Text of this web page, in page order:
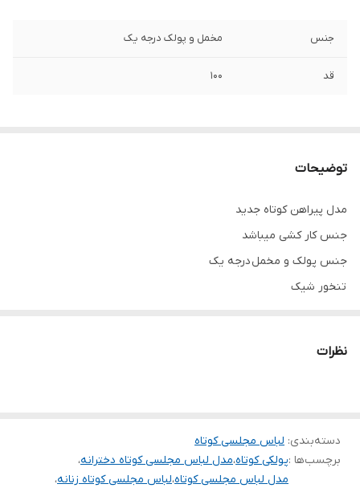
جنس مخمل و پولک درجه یک
قد ۱۰۰
توضیحات
مدل پیراهن کوتاه جدید
جنس کار کشی میباشد
جنس پولک و مخمل درجه یک
تنخور شیک
آنها درج شده است چون این سایت امکان مرجوع ندارد و فقط امکان
تعویض سایز دارد.
نظرات
دسته‌بندی: لباس مجلسی کوتاه
برچسب‌ها :پولکی کوتاه،مدل لباس مجلسی کوتاه دخترانه،
مدل لباس مجلسی کوتاه،لباس مجلسی کوتاه زنانه،